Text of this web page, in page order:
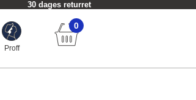
30 dages returret
Proff
0